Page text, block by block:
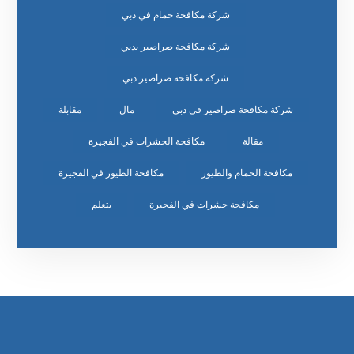
شركة مكافحة حمام في دبي
شركة مكافحة صراصير بدبي
شركة مكافحة صراصير دبي
شركة مكافحة صراصير في دبي مال مقابلة
مقالة مكافحة الحشرات في الفجيرة
مكافحة الحمام والطيور مكافحة الطيور في الفجيرة
مكافحة حشرات في الفجيرة يتعلم